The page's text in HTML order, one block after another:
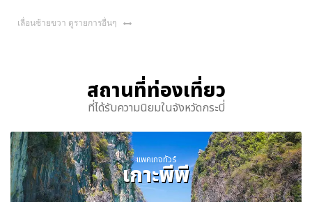
เลื่อนซ้ายขวา ดูรายการอื่นๆ
สถานที่ท่องเที่ยว
ที่ได้รับความนิยมในจังหวัดกระบี่
แพคเกจทัวร์
เกาะพีพี